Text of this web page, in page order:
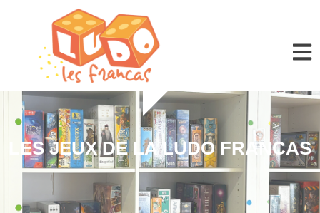
Panneau de gestion des cookies
LES JEUX DE LA LUDO FRANCAS